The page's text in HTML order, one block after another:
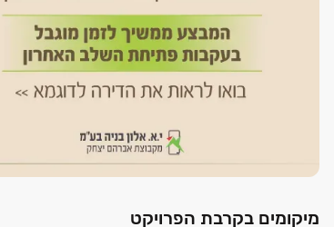
מיקומים בקרבת הפרויקט